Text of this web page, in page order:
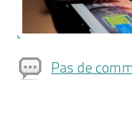
Pas de